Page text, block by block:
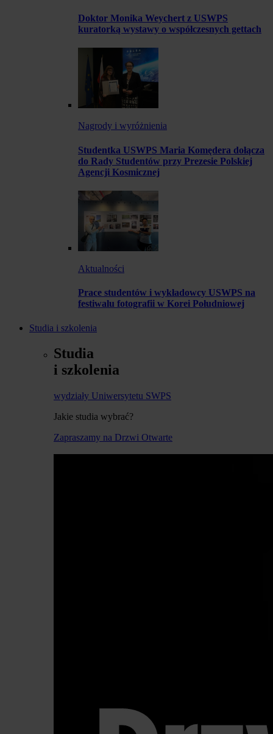
Doktor Monika Weychert z USWPS
kuratorką wystawy o współczesnych gettach
Nagrody i wyróżnienia
Studentka USWPS Maria Komędera dołącza
do Rady Studentów przy Prezesie Polskiej
Agencji Kosmicznej
Aktualności
Prace studentów i wykładowcy USWPS na
festiwalu fotografii w Korei Południowej
Studia i szkolenia
Studia
i szkolenia
wydziały Uniwersytetu SWPS
Jakie studia wybrać?
Zapraszamy na Drzwi Otwarte